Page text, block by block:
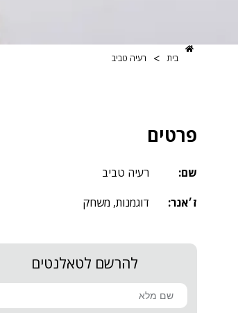
בית > רעיה טביב
פרטים
שם:
רעיה טביב
ז׳אנר:
דוגמנות, משחק
להרשם לטאלנטים